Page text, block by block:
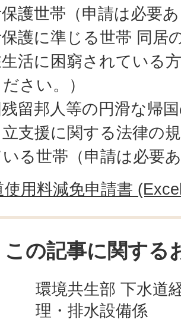
護世帯（申請は必要
護に準じる世帯 同居
活に困窮されている
さい。）
留邦人等の円滑な帰
支援に関する法律の
る世帯（申請は必要
使用料減免申請書
この記事に関する
環境共生部 下水道
理・排水設備係